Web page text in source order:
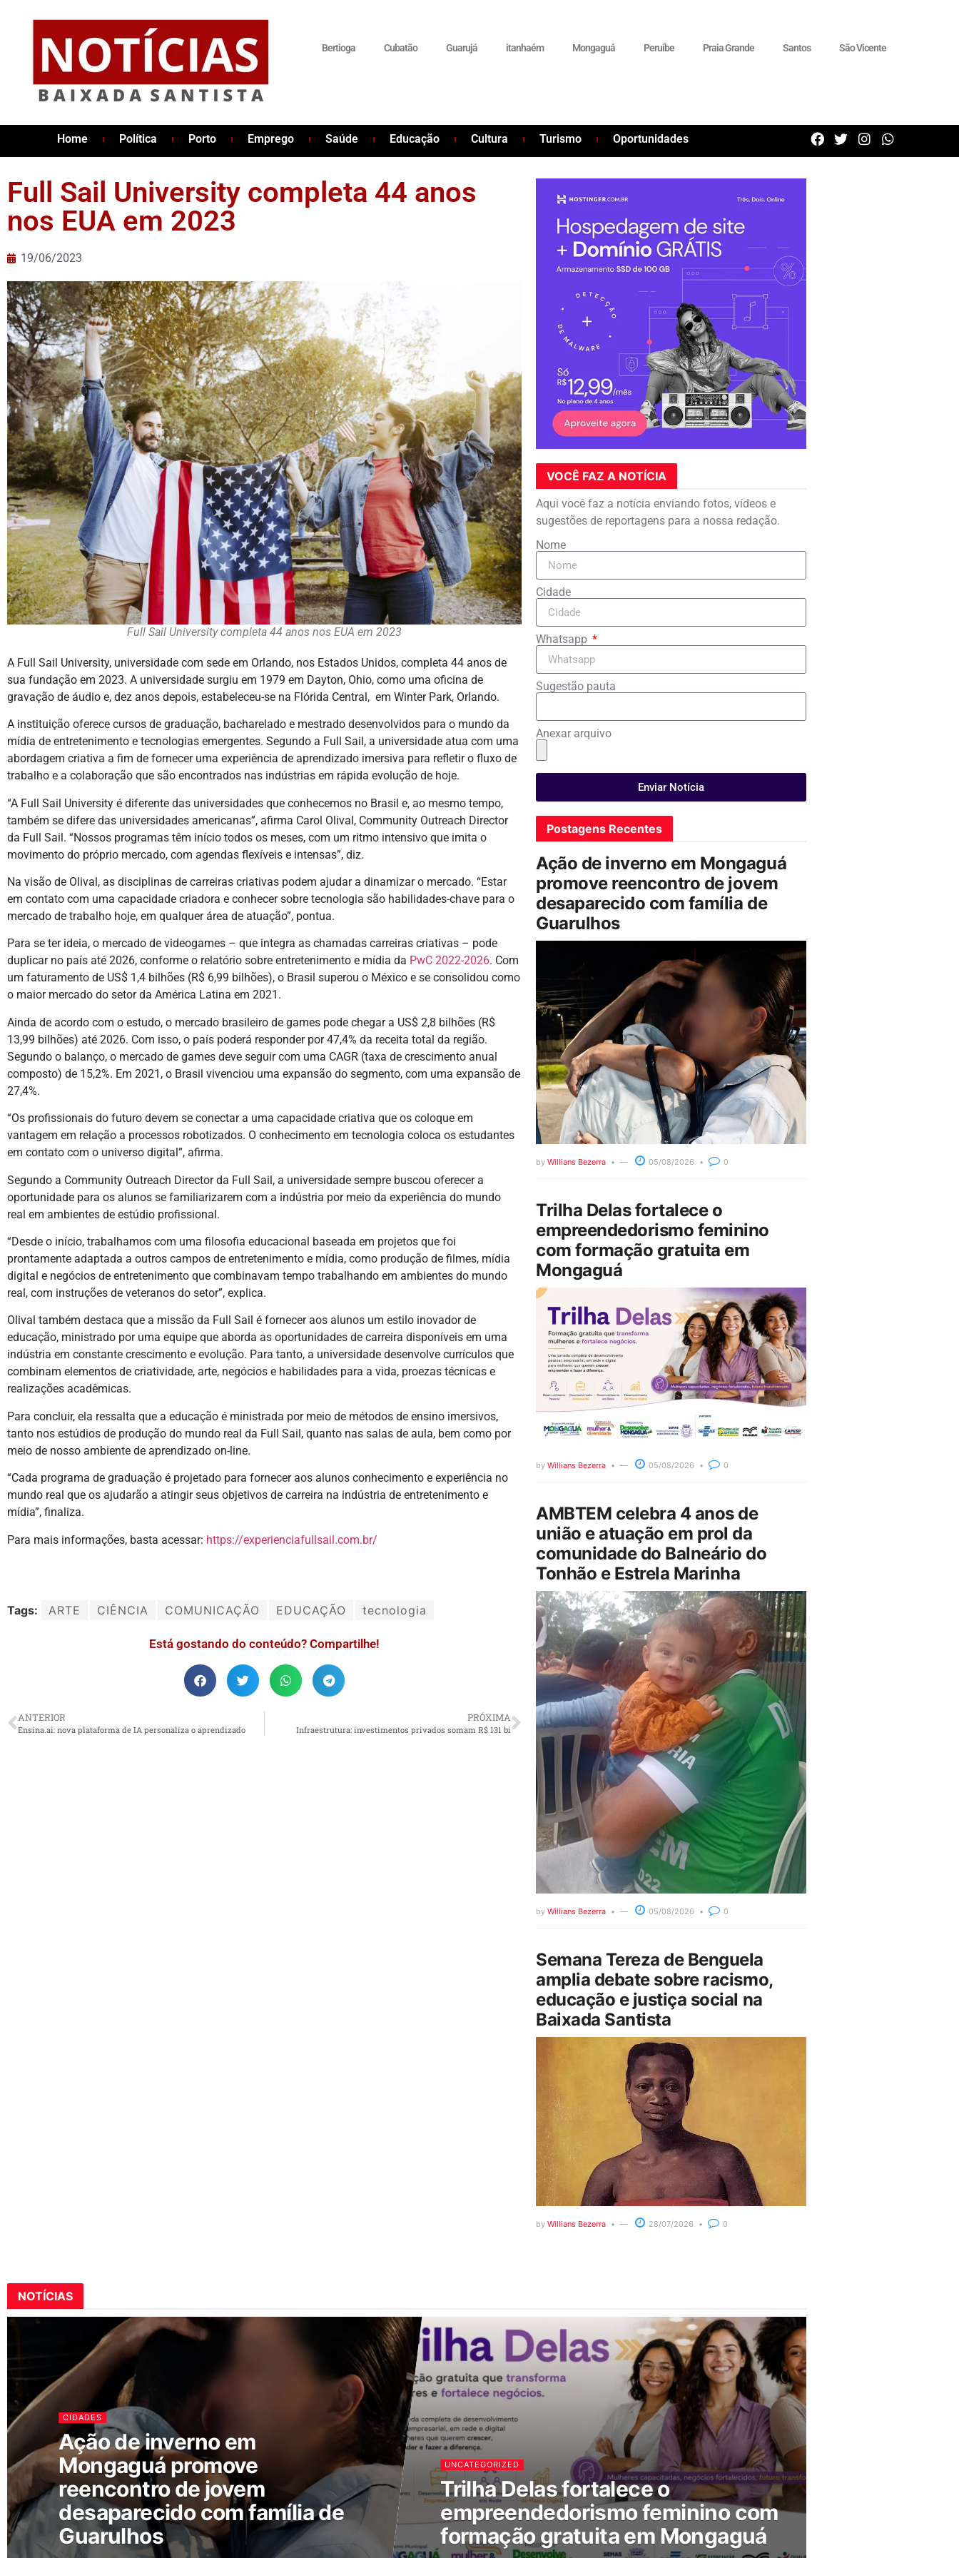
Bertioga Cubatão Guarujá itanhaém Mongaguá Peruíbe Praia Grande Santos São Vicente
Home Política Porto Emprego Saúde Educação Cultura Turismo Oportunidades
Full Sail University completa 44 anos
nos EUA em 2023
19/06/2023
Full Sail University completa 44 anos nos EUA em 2023
A Full Sail University, universidade com sede em Orlando, nos Estados Unidos, completa 44 anos de
sua fundação em 2023. A universidade surgiu em 1979 em Dayton, Ohio, como uma oficina de
gravação de áudio e, dez anos depois, estabeleceu-se na Flórida Central, em Winter Park, Orlando.
A instituição oferece cursos de graduação, bacharelado e mestrado desenvolvidos para o mundo da
mídia de entretenimento e tecnologias emergentes. Segundo a Full Sail, a universidade atua com uma
abordagem criativa a fim de fornecer uma experiência de aprendizado imersiva para refletir o fluxo de
trabalho e a colaboração que são encontrados nas indústrias em rápida evolução de hoje.
“A Full Sail University é diferente das universidades que conhecemos no Brasil e, ao mesmo tempo,
também se difere das universidades americanas”, afirma Carol Olival, Community Outreach Director
da Full Sail. “Nossos programas têm início todos os meses, com um ritmo intensivo que imita o
movimento do próprio mercado, com agendas flexíveis e intensas”, diz.
Na visão de Olival, as disciplinas de carreiras criativas podem ajudar a dinamizar o mercado. “Estar
em contato com uma capacidade criadora e conhecer sobre tecnologia são habilidades-chave para o
mercado de trabalho hoje, em qualquer área de atuação”, pontua.
Para se ter ideia, o mercado de videogames – que integra as chamadas carreiras criativas – pode
duplicar no país até 2026, conforme o relatório sobre entretenimento e mídia da PwC 2022-2026. Com
um faturamento de US$ 1,4 bilhões (R$ 6,99 bilhões), o Brasil superou o México e se consolidou como
o maior mercado do setor da América Latina em 2021.
Ainda de acordo com o estudo, o mercado brasileiro de games pode chegar a US$ 2,8 bilhões (R$
13,99 bilhões) até 2026. Com isso, o país poderá responder por 47,4% da receita total da região.
Segundo o balanço, o mercado de games deve seguir com uma CAGR (taxa de crescimento anual
composto) de 15,2%. Em 2021, o Brasil vivenciou uma expansão do segmento, com uma expansão de
27,4%.
“Os profissionais do futuro devem se conectar a uma capacidade criativa que os coloque em
vantagem em relação a processos robotizados. O conhecimento em tecnologia coloca os estudantes
em contato com o universo digital”, afirma.
Segundo a Community Outreach Director da Full Sail, a universidade sempre buscou oferecer a
oportunidade para os alunos se familiarizarem com a indústria por meio da experiência do mundo
real em ambientes de estúdio profissional.
“Desde o início, trabalhamos com uma filosofia educacional baseada em projetos que foi
prontamente adaptada a outros campos de entretenimento e mídia, como produção de filmes, mídia
digital e negócios de entretenimento que combinavam tempo trabalhando em ambientes do mundo
real, com instruções de veteranos do setor”, explica.
Olival também destaca que a missão da Full Sail é fornecer aos alunos um estilo inovador de
educação, ministrado por uma equipe que aborda as oportunidades de carreira disponíveis em uma
indústria em constante crescimento e evolução. Para tanto, a universidade desenvolve currículos que
combinam elementos de criatividade, arte, negócios e habilidades para a vida, proezas técnicas e
realizações acadêmicas.
Para concluir, ela ressalta que a educação é ministrada por meio de métodos de ensino imersivos,
tanto nos estúdios de produção do mundo real da Full Sail, quanto nas salas de aula, bem como por
meio de nosso ambiente de aprendizado on-line.
“Cada programa de graduação é projetado para fornecer aos alunos conhecimento e experiência no
mundo real que os ajudarão a atingir seus objetivos de carreira na indústria de entretenimento e
mídia”, finaliza.
Para mais informações, basta acessar: https://experienciafullsail.com.br/
Tags: ARTE CIÊNCIA COMUNICAÇÃO EDUCAÇÃO tecnologia
Está gostando do conteúdo? Compartilhe!
ANTERIOR
Ensina.ai: nova plataforma de IA personaliza o aprendizado
PRÓXIMA
Infraestrutura: investimentos privados somam R$ 131 bi
VOCÊ FAZ A NOTÍCIA
Aqui você faz a notícia enviando fotos, vídeos e
sugestões de reportagens para a nossa redação.
Nome
Cidade
Whatsapp
Sugestão pauta
Anexar arquivo
Enviar Notícia
Postagens Recentes
Ação de inverno em Mongaguá
promove reencontro de jovem
desaparecido com família de
Guarulhos
by Willians Bezerra 05/08/2026 0
Trilha Delas fortalece o
empreendedorismo feminino
com formação gratuita em
Mongaguá
by Willians Bezerra 05/08/2026 0
AMBTEM celebra 4 anos de
união e atuação em prol da
comunidade do Balneário do
Tonhão e Estrela Marinha
by Willians Bezerra 05/08/2026 0
Semana Tereza de Benguela
amplia debate sobre racismo,
educação e justiça social na
Baixada Santista
by Willians Bezerra 28/07/2026 0
NOTÍCIAS
CIDADES
Ação de inverno em
Mongaguá promove
reencontro de jovem
desaparecido com família de
Guarulhos
UNCATEGORIZED
Trilha Delas fortalece o
empreendedorismo feminino com
formação gratuita em Mongaguá